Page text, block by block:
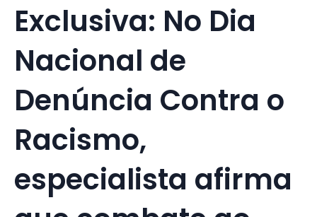
Exclusiva: No Dia
Nacional de
Denúncia Contra o
Racismo,
especialista afirma